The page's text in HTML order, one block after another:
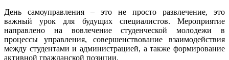
День самоуправления – это не просто развлечение, это
важный урок для будущих специалистов. Мероприятие
направлено на вовлечение студенческой молодежи в
процессы управления, совершенствование взаимодействия
между студентами и администрацией, а также формирование
активной гражданской позиции.